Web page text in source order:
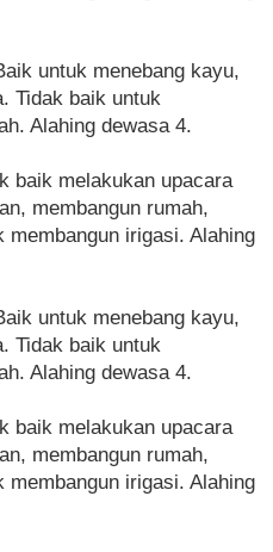
untuk menebang kayu,
Tidak baik untuk
Alahing dewasa 4.
baik melakukan upacara
membangun rumah,
membangun irigasi. Alahing
untuk menebang kayu,
Tidak baik untuk
Alahing dewasa 4.
baik melakukan upacara
membangun rumah,
membangun irigasi. Alahing